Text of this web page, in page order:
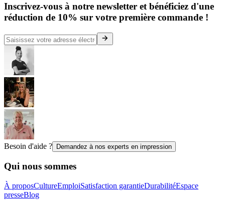
Inscrivez-vous à notre newsletter et bénéficiez d'une
réduction de 10% sur votre première commande !
Besoin d'aide ? Demandez à nos experts en impression
Qui nous sommes
À proposCultureEmploiSatisfaction garantieDurabilitéEspace
presseBlog